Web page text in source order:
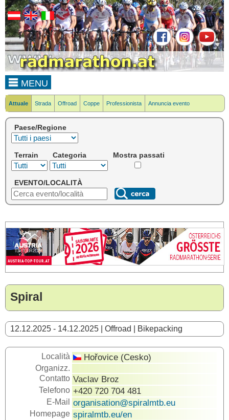
MENU
Attuale Strada Offroad Coppe Professionista Annuncia evento
Paese/Regione
Terrain Categoria Mostra passati
EVENTO/LOCALITÀ
Spiral
12.12.2025 - 14.12.2025 | Offroad | Bikepacking
Località Hořovice (Cesko)
Organizz.
Contatto Vaclav Broz
Telefono +420 720 704 481
E-Mail organisation@spiralmtb.eu
Homepage spiralmtb.eu/en